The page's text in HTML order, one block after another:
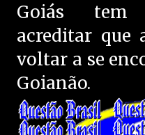
Goiás tem
acreditar que
voltar a se
Goianão.